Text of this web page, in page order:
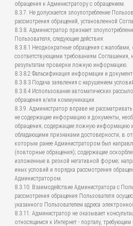
обращения к Администратору с обращением.
8.3.7. Не допускается злоупотребление
рассмотрения обращений, установленной
8.3.8. Администратор признает
Пользователя, следующие действия:
8.3.8.1 Неоднократные обращения с
соответствующими требованиям Соглашения,
результатам проверки ложную информацию.
8.3.8.2 Фальсификация информации и
8.3.8.3 Подача заявления с нарушением
8.3.8.4 Использование автоматических
обращения и/или коммуникации.
8.3.9. Администратор вправе не
не содержащие информацию и документы,
обращения; содержащие ложную информацию
обладающими признаками достоверности; в
которым ранее Администратором был
(повторные обращения); содержащие
изложенные в резкой негативной форме;
иных условий и порядка рассмотрения
Администратором.
8.3.10. Взаимодействие Администратора с
рассмотрения обращения Пользователя
указанного Пользователем адреса
8.3.11. Администратор не оказывает
относящимся к Интернет - порталу,